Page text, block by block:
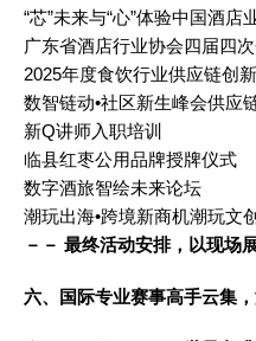
“芯”未来与“心”体验中国酒店
广东省酒店行业协会四届四
2025年度食饮行业供应链创
数智链动•社区新生峰会供应
新Q讲师入职培训
临县红枣公用品牌授牌仪式
数字酒旅智绘未来论坛
潮玩出海•跨境新商机潮玩文
－－ 最终活动安排，以现场
六、国际专业赛事高手云集